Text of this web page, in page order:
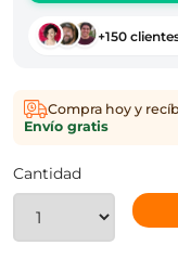
+150
Compra hoy y
Envío gratis
Cantidad